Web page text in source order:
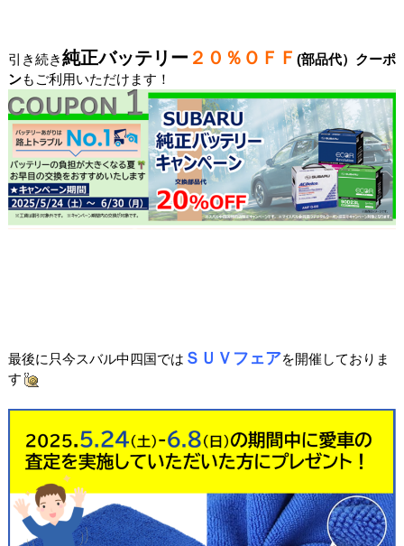
引き続き純正バッテリー ２０％ＯＦＦ (部品代）クーポ
ンもご利用いただけます！
最後に只今スバル中四国では ＳＵＶフェアを開催しておりま
す